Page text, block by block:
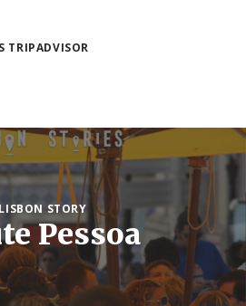
TRIPADVISOR
LISBON STORY
Pessoa